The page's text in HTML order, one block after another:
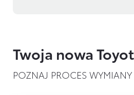
Twoja nowa
POZNAJ PROCES